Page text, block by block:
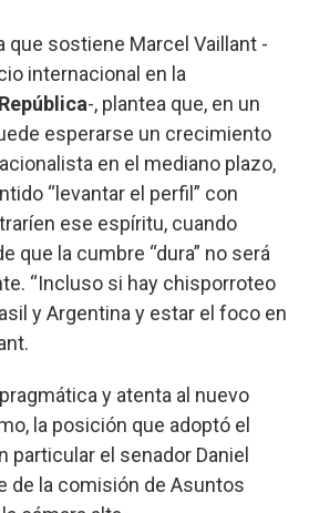
que sostiene Marcel Vaillant -
internacional en la
-, plantea que, en un
esperarse un crecimiento
en el mediano plazo,
“levantar el perfil” con
ese espíritu, cuando
que la cumbre “dura” no será
“Incluso si hay chisporroteo
y Argentina y estar el foco en
y atenta al nuevo
la posición que adoptó el
particular el senador Daniel
de la comisión de Asuntos